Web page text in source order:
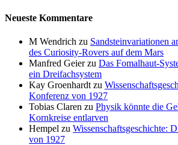
Neueste Kommentare
M Wendrich zu Sandsteinvariationen
des Curiosity-Rovers auf dem Mars
Manfred Geierzu Das Fomalhaut-
ein Dreifachsystem
Kay Groenhardt zu
Konferenz von 1927
Tobias Claren zu Physik könnte die
Kornkreise entlarven
Hempel zu Wissenschaftsgeschichte:
von 1927